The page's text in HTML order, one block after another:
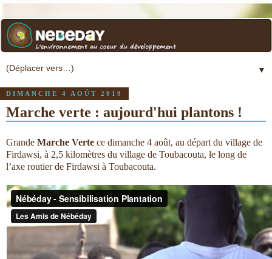
▼
DIMANCHE 4 AOÛT 2019
Marche verte : aujourd'hui plantons !
Grande Marche Verte ce dimanche 4 août, au départ du village de
Firdawsi, à 2,5 kilomètres du village de Toubacouta, le long de
l’axe routier de Firdawsi à Toubacouta.